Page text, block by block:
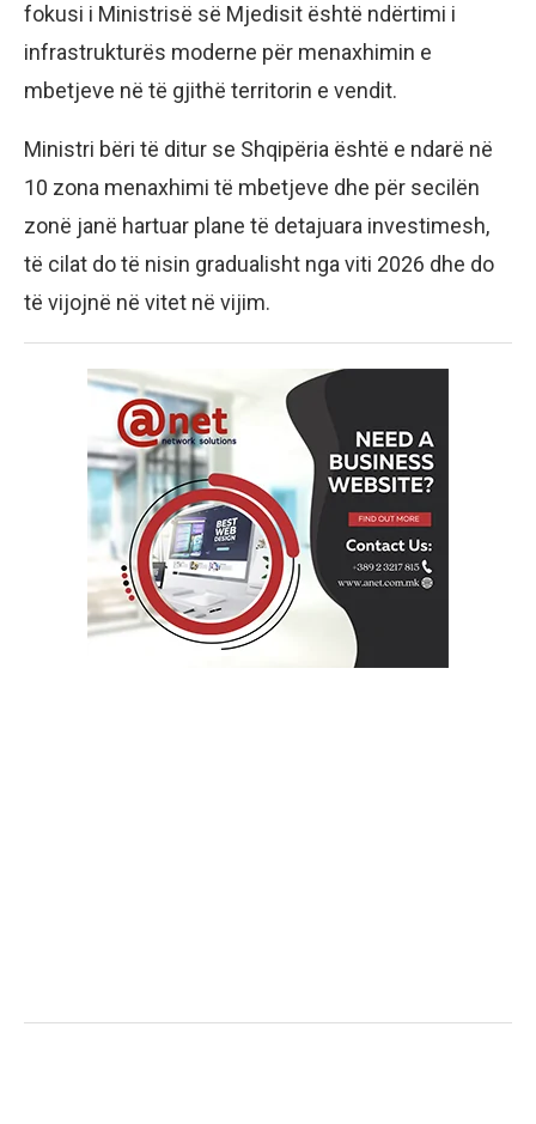
fokusi i Ministrisë së Mjedisit është ndërtimi i
infrastrukturës moderne për menaxhimin e
mbetjeve në të gjithë territorin e vendit.
Ministri bëri të ditur se Shqipëria është e ndarë në
10 zona menaxhimi të mbetjeve dhe për secilën
zonë janë hartuar plane të detajuara investimesh,
të cilat do të nisin gradualisht nga viti 2026 dhe do
të vijojnë në vitet në vijim.